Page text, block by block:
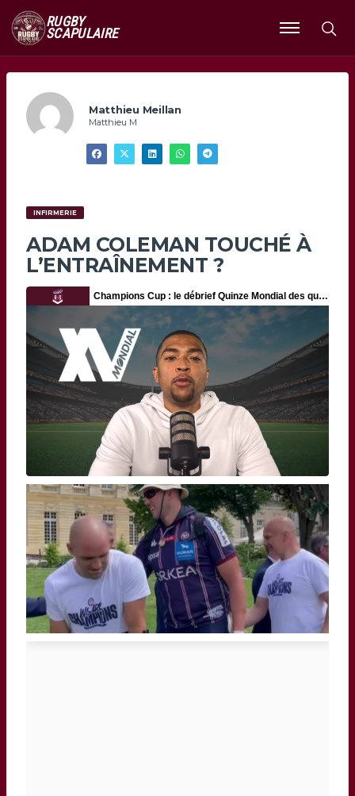
RUGBY
SCAPULAIRE
Ouvrir
le
Matthieu Meillan
Matthieu M
INFIRMERIE
ADAM COLEMAN TOUCHÉ À
L’ENTRAÎNEMENT ?